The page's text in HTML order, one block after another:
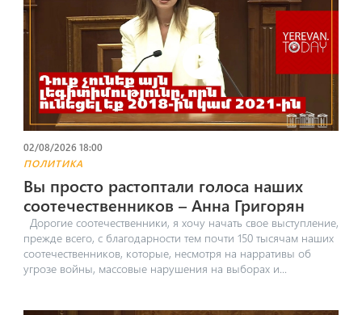
02/08/2026 18:00
ПОЛИТИКА
Вы просто растоптали голоса наших
соотечественников – Анна Григорян
Дорогие соотечественники, я хочу начать свое выступление,
прежде всего, с благодарности тем почти 150 тысячам наших
соотечественников, которые, несмотря на нарративы об
угрозе войны, массовые нарушения на выборах и...